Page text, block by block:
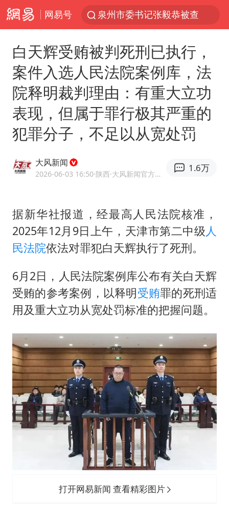
网易号
泉州市委书记张毅恭被查
上海：台风白海豚或将带来龙卷风
四川宜宾市高县4.9级地震致1人死亡
名创优品回应女子吐槽内裤质量差
U17国足点球大战淘汰河床晋级决赛
我国外贸延续良好增长态势
“新疆阿勒泰八月能滑雪”不实
胡彦斌韩磊 谁帮谁
胡彦斌获《歌手2026》歌王
白天辉受贿被判死刑已执行，
案件入选人民法院案例库，法
院释明裁判理由：有重大立功
表现，但属于罪行极其严重的
犯罪分子，不足以从宽处罚
大风新闻
2026-06-03 16:50·陕西 ·大风新闻官方账号
1.6万
据新华社报道，经最高人民法院核准，
2025年12月9日上午，天津市第二中级人
民法院依法对罪犯白天辉执行了死刑。
6月2日，人民法院案例库公布有关白天辉
受贿的参考案例，以释明受贿罪的死刑适
用及重大立功从宽处罚标准的把握问题。
打开网易新闻 查看精彩图片